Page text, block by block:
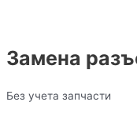
Замена
Без учета запчасти